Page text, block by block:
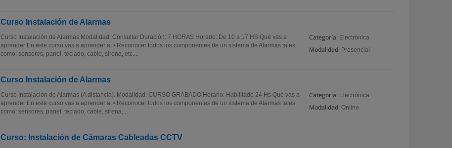
Curso Instalación de Alarmas
Categoría: Electrónica
Modalidad: Presencial
Curso Instalación de Alarmas Modalidad: Consultar Duración: 7 HORAS Horario: De 10 a 17 HS Qué vas a
aprender En este curso vas a aprender a: • Reconocer todos los componentes de un sistema de Alarmas tales
como: sensores, panel, teclado, cable, sirena, etc....
Curso Instalación de Alarmas
Categoría: Electrónica
Modalidad: Online
Curso Instalación de Alarmas (A distancia). Modalidad: CURSO GRABADO Horario: Habilitado 24 Hs Qué vas a
aprender En este curso vas a aprender a: • Reconocer todos los componentes de un sistema de Alarmas tales
como: sensores, panel, teclado, cable, sirena,...
Curso: Instalación de Cámaras Cableadas CCTV